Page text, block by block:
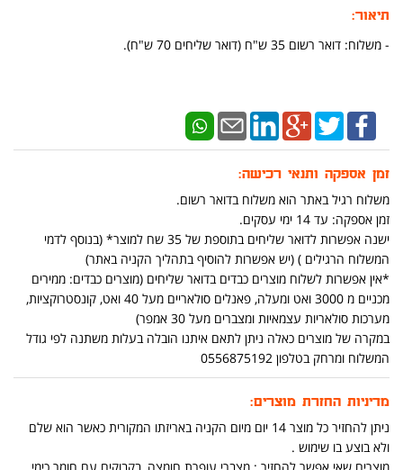
תיאור:
- משלוח: דואר רשום 35 ש"ח (דואר שליחים 70 ש"ח).
זמן אספקה ותנאי רכישה:
משלוח רגיל באתר הוא משלוח בדואר רשום.
זמן אספקה: עד 14 ימי עסקים.
ישנה אפשרות לדואר שליחים בתוספת של 35 שח למוצר* (בנוסף לדמי
המשלוח הרגילים ) (יש אפשרות להוסיף בתהליך הקניה באתר)
*אין אפשרות לשלוח מוצרים כבדים בדואר שליחים (מוצרים כבדים: ממירים
מכניים מ 3000 ואט ומעלה, פאנלים סולאריים מעל 40 ואט, קונסטרוקציות,
מערכות סולאריות עצמאיות ומצברים מעל 30 אמפר)
במקרה של מוצרים כאלה ניתן לתאם איתנו הובלה בעלות משתנה לפי גודל
המשלוח ומרחק בטלפון 0556875192
מדיניות החזרת מוצרים:
ניתן להחזיר כל מוצר 14 יום מיום הקניה באריזתו המקורית כאשר הוא שלם
ולא בוצע בו שימוש .